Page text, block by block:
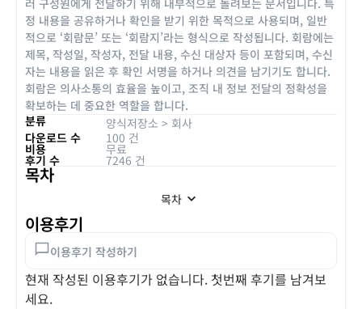
정 내용을 공유하거나 확인을 받기 위한 목적으로 사용되며, 일반
적으로 ‘회람문’ 또는 ‘회람지’라는 형식으로 작성됩니다. 회람에는
제목, 작성일, 작성자, 전달 내용, 수신 대상자 등이 포함되며, 수신
자는 내용을 읽은 후 확인 서명을 하거나 의견을 남기기도 합니다.
회람은 의사소통의 효율을 높이고, 조직 내 정보 전달의 정확성을
확보하는 데 중요한 역할을 합니다.
분류
양식저장소 > 회사
다운로드 수
100 건
비용 무료
후기 수 7246 건
목차
목차
이용후기
이용후기 작성하기
현재 작성된 이용후기가 없습니다. 첫번째 후기를 남겨보
세요.